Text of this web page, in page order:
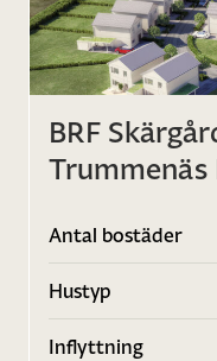
BRF
Antal bostäder
Hustyp
Inflyttning